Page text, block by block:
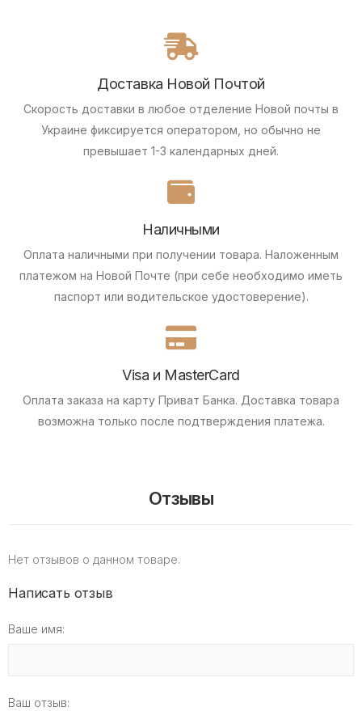
Доставка Новой Почтой
Скорость доставки в любое отделение Новой почты в
Украине фиксируется оператором, но обычно не
превышает 1-3 календарных дней.
Наличными
Оплата наличными при получении товара. Наложенным
платежом на Новой Почте (при себе необходимо иметь
паспорт или водительское удостоверение).
Visa и MasterCard
Оплата заказа на карту Приват Банка. Доставка товара
возможна только после подтверждения платежа.
Отзывы
Нет отзывов о данном товаре.
Написать отзыв
Ваше имя:
Ваш отзыв: